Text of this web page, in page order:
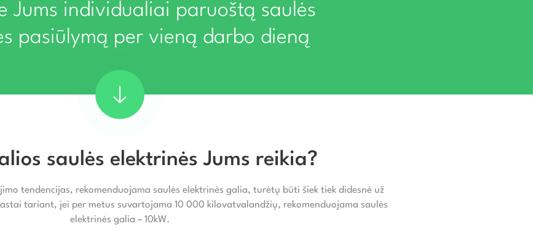
Jums individualiai paruoštą saulės
pasiūlymą per vieną darbo dieną
saulės elektrinės Jums reikia?
tendencijas, rekomenduojama saulės elektrinės galia, turėtų būti šiek tiek didesnė už
tariant, jei per metus suvartojama 10 000 kilovatvalandžių, rekomenduojama saulės
elektrinės galia – 10kW.